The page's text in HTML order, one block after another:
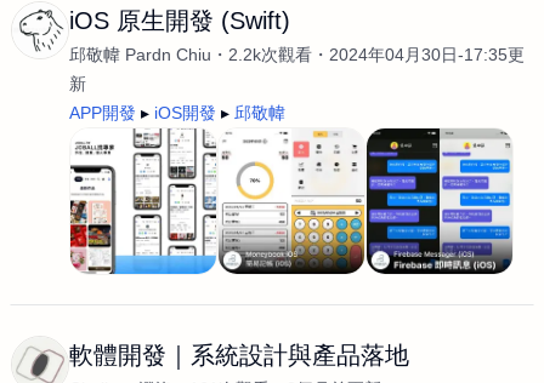
iOS 原生開發 (Swift)
邱敬幃 Pardn Chiu 2.2k次觀看
2024年04月30日-17:35更
新
APP開發
iOS開發 邱敬幃
軟體開發｜系統設計與產品落地